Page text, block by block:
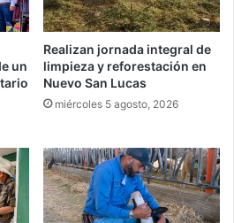
un
Realizan jornada integral de
limpieza y reforestación en
Nuevo San Lucas
miércoles 5 agosto, 2026